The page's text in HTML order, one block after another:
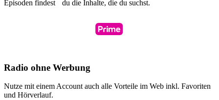
Episoden findest du die Inhalte, die du suchst.
Radio ohne Werbung
Nutze mit einem Account auch alle Vorteile im Web inkl. Favoriten
und Hörverlauf.